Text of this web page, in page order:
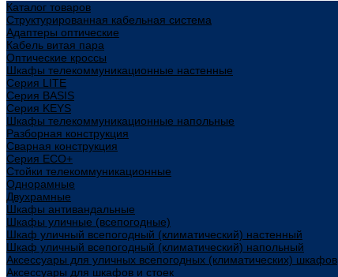
Каталог товаров
Структурированная кабельная система
Адаптеры оптические
Кабель витая пара
Оптические кроссы
Шкафы телекоммуникационные настенные
Cерия LITE
Cерия BASIS
Cерия KEYS
Шкафы телекоммуникационные напольные
Разборная конструкция
Сварная конструкция
Серия ECO+
Стойки телекоммуникационные
Однорамные
Двухрамные
Шкафы антивандальные
Шкафы уличные (всепогодные)
Шкаф уличный всепогодный (климатический) настенный
Шкаф уличный всепогодный (климатический) напольный
Аксессуары для уличных всепогодных (климатических) шкафов
Аксессуары для шкафов и стоек